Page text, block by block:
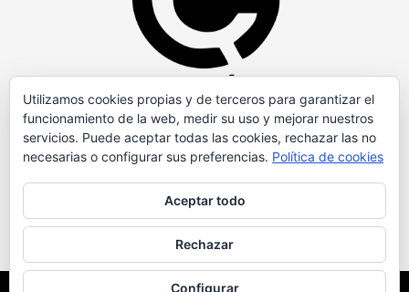
Utilizamos cookies propias y de terceros para garantizar el
funcionamiento de la web, medir su uso y mejorar nuestros
servicios. Puede aceptar todas las cookies, rechazar las no
necesarias o configurar sus preferencias. Política de cookies
Aceptar todo
Rechazar
Configurar